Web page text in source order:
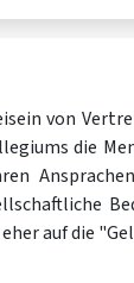
von
die
auf die